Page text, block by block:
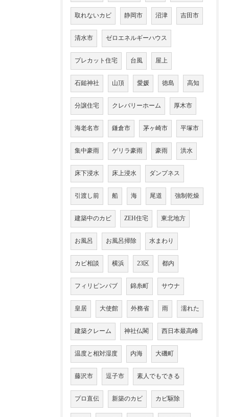
取れないカビ 静岡市 沼津 吉田市
清水市 ゼロエネルギーハウス
プレカット住宅 台風 屋上
石鎚神社 山頂 愛媛 徳島 高知
分譲住宅 クレバリーホーム 厚木市
海老名市 鎌倉市 茅ヶ崎市 平塚市
集中豪雨 ゲリラ豪雨 豪雨 洪水
床下浸水 床上浸水 ダンプネス
引渡し前 船 海 尾道 強制乾燥
建築中のカビ ZEH住宅 東北地方
お風呂 お風呂掃除 水まわり
カビ相談 横浜 23区 都内
フィリピンパブ 錦糸町 サウナ
皇居 大使館 外務省 雨 濡れた
建築クレーム 神社仏閣 西日本最高峰
温度と相対湿度 内海 大磯町
藤沢市 逗子市 素人でもできる
プロ直伝 新築のカビ カビ駆除